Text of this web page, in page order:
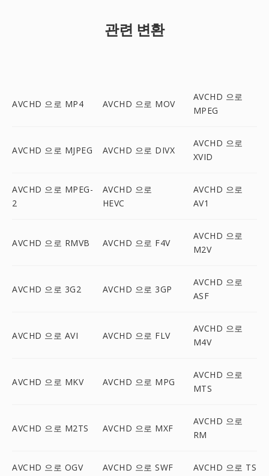
관련 변환
AVCHD 으로 MP4 AVCHD 으로 MOV
AVCHD 으로
MPEG
AVCHD 으로 MJPEG AVCHD 으로 DIVX
AVCHD 으로
XVID
AVCHD 으로 MPEG-
2
AVCHD 으로
HEVC
AVCHD 으로
AV1
AVCHD 으로 RMVB AVCHD 으로 F4V
AVCHD 으로
M2V
AVCHD 으로 3G2 AVCHD 으로 3GP
AVCHD 으로
ASF
AVCHD 으로 AVI AVCHD 으로 FLV
AVCHD 으로
M4V
AVCHD 으로 MKV AVCHD 으로 MPG
AVCHD 으로
MTS
AVCHD 으로 M2TS AVCHD 으로 MXF
AVCHD 으로
RM
AVCHD 으로 OGV AVCHD 으로 SWF AVCHD 으로 TS